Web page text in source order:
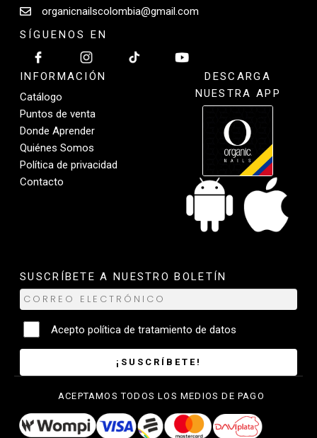
organicnailscolombia@gmail.com
SÍGUENOS EN
INFORMACIÓN
Catálogo
Puntos de venta
Donde Aprender
Quiénes Somos
Política de privacidad
Contacto
DESCARGA
NUESTRA APP
SUSCRÍBETE A NUESTRO BOLETÍN
Acepto política de tratamiento de datos
¡SUSCRÍBETE!
ACEPTAMOS TODOS LOS MEDIOS DE PAGO